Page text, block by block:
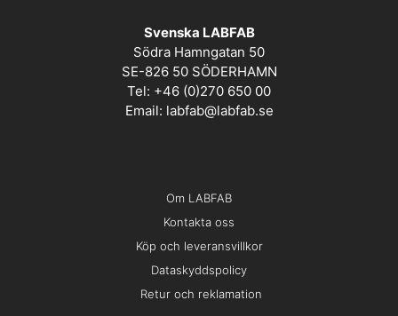
Svenska LABFAB
Södra Hamngatan 50
SE-826 50 SÖDERHAMN
Tel: +46 (0)270 650 00
Email: labfab@labfab.se
Om LABFAB
Kontakta oss
Köp och leveransvillkor
Dataskyddspolicy
Retur och reklamation